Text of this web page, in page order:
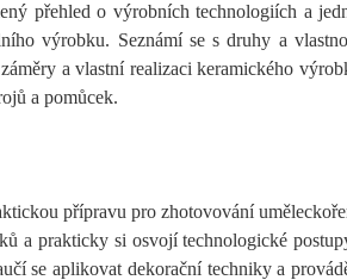
přehled o výrobních technologiích a
výrobku. Seznámí se s druhy a
a vlastní realizaci keramického
a pomůcek.
přípravu pro zhotovování
a prakticky si osvojí technologické
se aplikovat dekorační techniky a